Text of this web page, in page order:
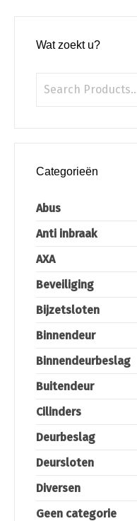
Wat zoekt u?
Categorieën
Abus
Anti inbraak
AXA
Beveiliging
Bijzetsloten
Binnendeur
Binnendeurbeslag
Buitendeur
Cilinders
Deurbeslag
Deursloten
Diversen
Geen categorie